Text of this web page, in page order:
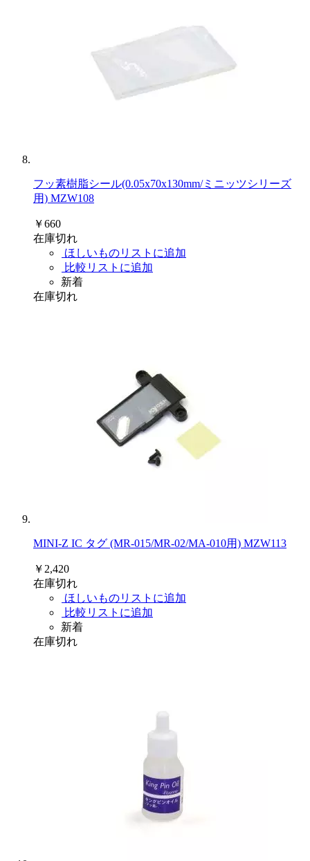
フッ素樹脂シール(0.05x70x130mm/ミニッツシリーズ
用) MZW108
￥660
在庫切れ
ほしいものリストに追加
比較リストに追加
新着
在庫切れ
MINI-Z IC タグ (MR-015/MR-02/MA-010用) MZW113
￥2,420
在庫切れ
ほしいものリストに追加
比較リストに追加
新着
在庫切れ